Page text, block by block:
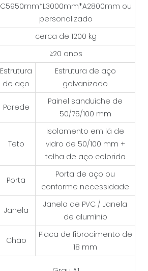
C5950mm*L3000mm*A2800mm ou
personalizado
cerca de 1200 kg
≥20 anos
Estrutura
de aço
Estrutura de aço
galvanizado
Parede
Painel sanduíche de
50/75/100 mm
Teto
Isolamento em lã de
vidro de 50/100 mm +
telha de aço colorida
Porta
Porta de aço ou
conforme necessidade
Janela
Janela de PVC / Janela
de alumínio
Chão
Placa de fibrocimento de
18 mm